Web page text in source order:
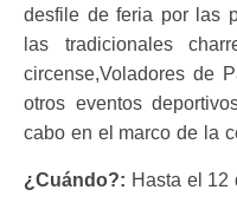
desfile de feria por las
las tradicionales
circense,Voladores de
otros eventos
cabo en el marco de la
¿Cuándo?: Hasta el 12